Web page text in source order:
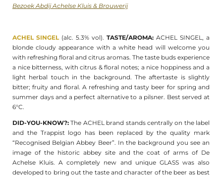
Bezoek Abdij Achelse Kluis & Brouwerij
ACHEL SINGEL (alc. 5.3% vol). TASTE/AROMA: ACHEL SINGEL, a
blonde cloudy appearance with a white head will welcome you
with refreshing floral and citrus aromas. The taste buds experience
a nice bitterness, with citrus & floral notes; a nice hoppiness and a
light herbal touch in the background. The aftertaste is slightly
bitter; fruity and floral. A refreshing and tasty beer for spring and
summer days and a perfect alternative to a pilsner. Best served at
6°C.
DID-YOU-KNOW?: The ACHEL brand stands centrally on the label
and the Trappist logo has been replaced by the quality mark
“Recognised Belgian Abbey Beer”. In the background you see an
image of the historic abbey site and the coat of arms of De
Achelse Kluis. A completely new and unique GLASS was also
developed to bring out the taste and character of the beer as best